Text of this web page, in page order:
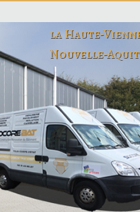
la Haute-
Nouvelle-